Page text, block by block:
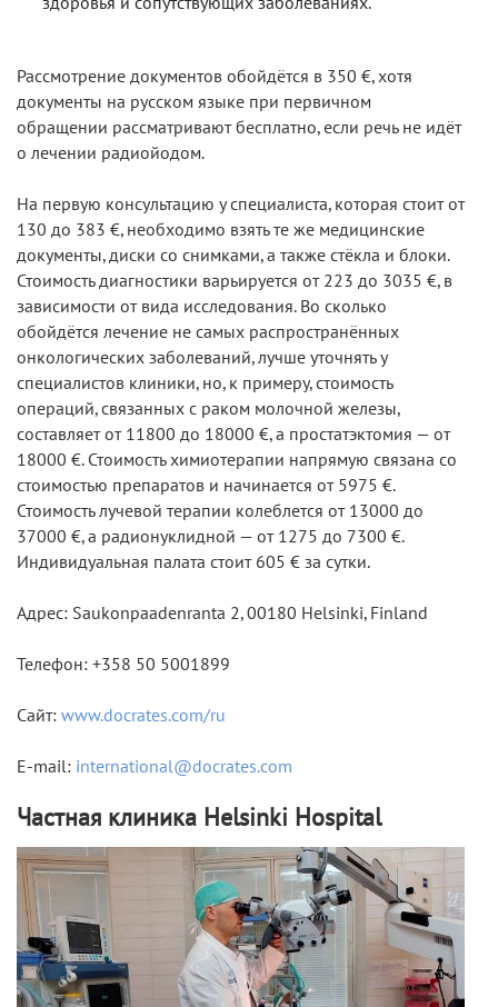
Рассмотрение документов обойдётся в 350 €, хотя
документы на русском языке при первичном
обращении рассматривают бесплатно, если речь не идёт
о лечении радиойодом.
На первую консультацию у специалиста, которая стоит от
130 до 383 €, необходимо взять те же медицинские
документы, диски со снимками, а также стёкла и блоки.
Стоимость диагностики варьируется от 223 до 3035 €, в
зависимости от вида исследования. Во сколько
обойдётся лечение не самых распространённых
онкологических заболеваний, лучше уточнять у
специалистов клиники, но, к примеру, стоимость
операций, связанных с раком молочной железы,
составляет от 11800 до 18000 €, а простатэктомия — от
18000 €. Стоимость химиотерапии напрямую связана со
стоимостью препаратов и начинается от 5975 €.
Стоимость лучевой терапии колеблется от 13000 до
37000 €, а радионуклидной — от 1275 до 7300 €.
Индивидуальная палата стоит 605 € за сутки.
Адрес: Saukonpaadenranta 2, 00180 Helsinki, Finland
Телефон: +358 50 5001899
Сайт: www.docrates.com/ru
E-mail: international@docrates.com
Частная клиника Helsinki Hospital